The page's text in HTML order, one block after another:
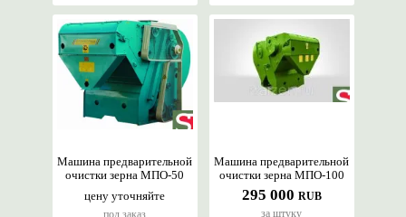
цену уточняйте
под заказ
Машина предварительной
очистки зерна МПО-50
295 000 RUB
за штуку
Машина предварительной
очистки зерна МПО-100